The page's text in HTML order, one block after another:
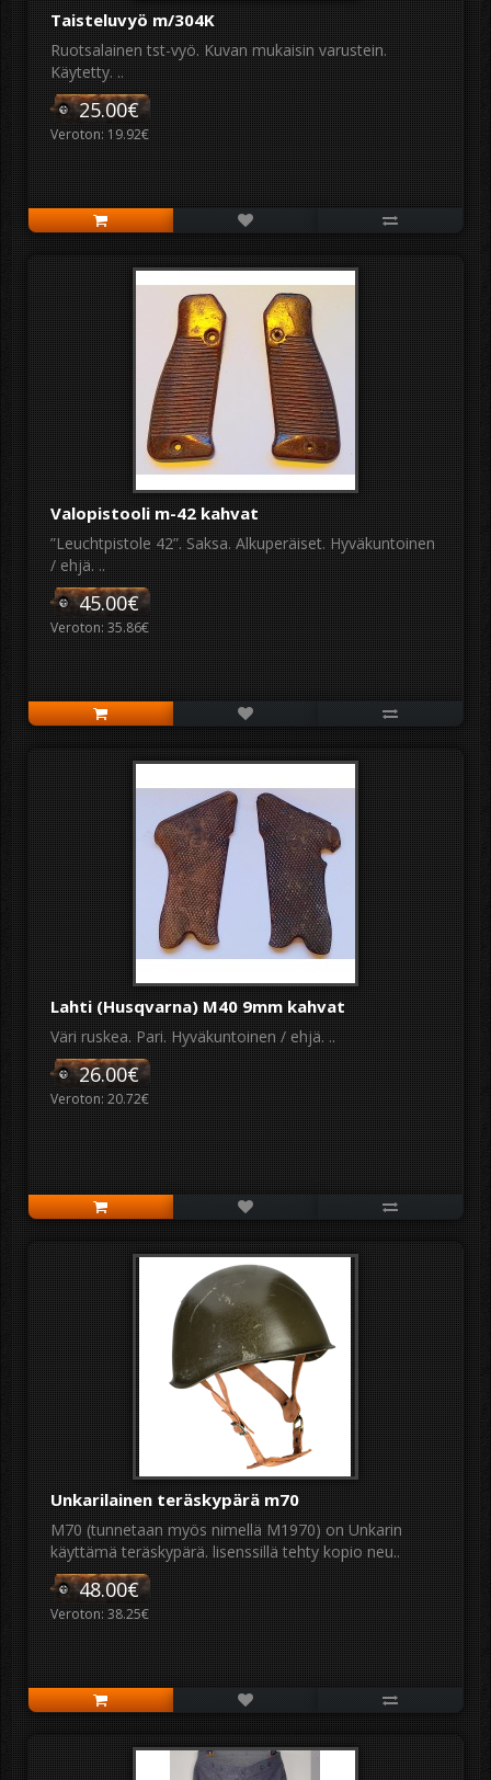
Taisteluvyö m/304K
Ruotsalainen tst-vyö. Kuvan mukaisin varustein.
Käytetty. ..
25.00€
Veroton: 19.92€
Valopistooli m-42 kahvat
”Leuchtpistole 42”. Saksa. Alkuperäiset. Hyväkuntoinen
/ ehjä. ..
45.00€
Veroton: 35.86€
Lahti (Husqvarna) M40 9mm kahvat
Väri ruskea. Pari. Hyväkuntoinen / ehjä. ..
26.00€
Veroton: 20.72€
Unkarilainen teräskypärä m70
M70 (tunnetaan myös nimellä M1970) on Unkarin
käyttämä teräskypärä. lisenssillä tehty kopio neu..
48.00€
Veroton: 38.25€